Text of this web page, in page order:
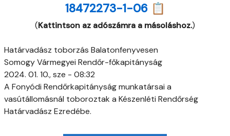
18472273-1-06 📋
(Kattintson az adószámra a másoláshoz.)
Határvadász toborzás Balatonfenyvesen
Somogy Vármegyei Rendőr-főkapitányság
2024. 01. 10., sze - 08:32
A Fonyódi Rendőrkapitányság munkatársai a
vasútállomásnál toboroztak a Készenléti Rendőrség
Határvadász Ezredébe.